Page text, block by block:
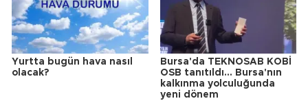
Yurtta bugün hava nasıl
olacak?
Bursa'da TEKNOSAB KOBİ
OSB tanıtıldı... Bursa'nın
kalkınma yolculuğunda
yeni dönem